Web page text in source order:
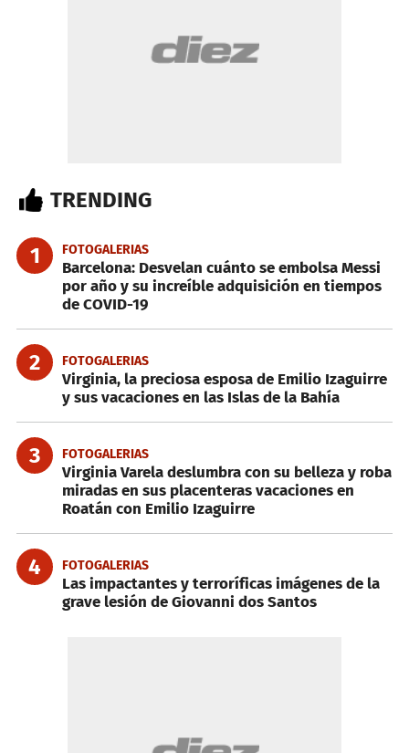
TRENDING
1 FOTOGALERIAS
Barcelona: Desvelan cuánto se embolsa Messi
por año y su increíble adquisición en tiempos
de COVID-19
2 FOTOGALERIAS
Virginia, la preciosa esposa de Emilio Izaguirre
y sus vacaciones en las Islas de la Bahía
3 FOTOGALERIAS
Virginia Varela deslumbra con su belleza y roba
miradas en sus placenteras vacaciones en
Roatán con Emilio Izaguirre
4 FOTOGALERIAS
Las impactantes y terroríficas imágenes de la
grave lesión de Giovanni dos Santos